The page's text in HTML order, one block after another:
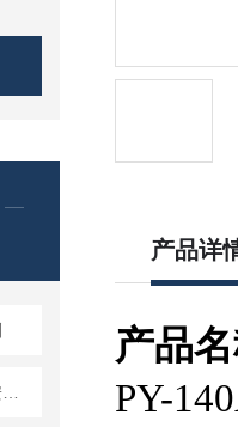
产品详
产品
PY-